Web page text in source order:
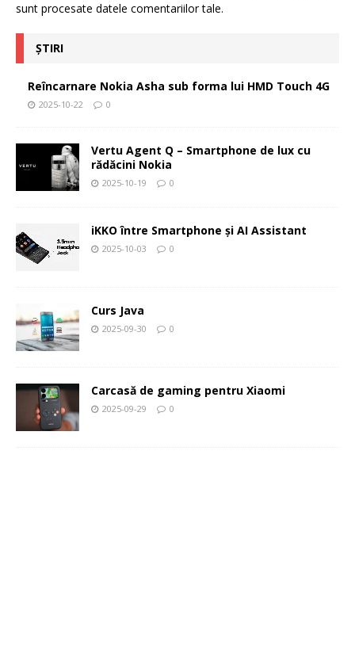
sunt procesate datele comentariilor tale.
ȘTIRI
Reîncarnare Nokia Asha sub forma lui HMD Touch 4G
2025-10-22 0
Vertu Agent Q – Smartphone de lux cu
rădăcini Nokia
2025-10-19 0
iKKO între Smartphone și AI Assistant
2025-10-03 0
Curs Java
2025-09-30 0
Carcasă de gaming pentru Xiaomi
2025-09-29 0